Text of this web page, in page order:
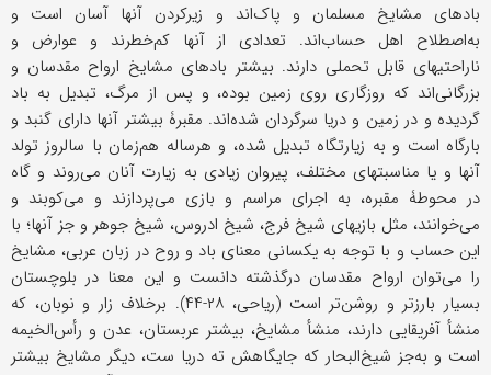
بادهای مشایخ مسلمان و پاک‌اند و زیرکردن آنها آسان است و
به‌اصطلاح اهل حساب‌اند. تعدادی از آنها کم‌خطرند و عوارض و
ناراحتیهای قابل تحملی دارند. بیشتر بادهای مشایخ ارواح مقدسان و
بزرگانی‌اند که روزگاری روی زمین بوده‌، و پس از مرگ، تبدیل به باد
گردیده و در زمین و دریا سرگردان شده‌اند. مقبرۀ بیشتر آنها دارای گنبد و
بارگاه است و به زیارتگاه تبدیل شده، و هرساله هم‌زمان با سالروز تولد
آنها و یا مناسبتهای مختلف، پیروان زیادی به زیارت آنان می‌روند و گاه
در محوطۀ مقبره، به اجرای مراسم و بازی می‌پردازند و می‌کوبند و
می‌خوانند، مثل بازیهای شیخ فرج، شیخ ادروس، شیخ جوهر و جز آنها؛ با
این حساب و با توجه به یکسانی معنای باد و روح در زبان عربی، مشایخ
را می‌توان ارواح مقدسان درگذشته دانست و این معنا در بلوچستان
بسیار بارزتر و روشن‌تر است (ریاحی، ۲۸-۴۴). برخلاف زار و نوبان، که
منشأ آفریقایی دارند، منشأ مشایخ، بیشتر عربستان، عدن و رأس‌الخیمه
است و به‌جز شیخ‌البحار که جایگاهش ته دریا ست، دیگر مشایخ بیشتر